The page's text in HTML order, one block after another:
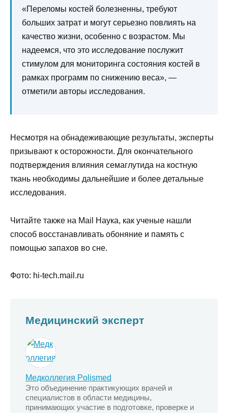
«Переломы костей болезненны, требуют
больших затрат и могут серьезно повлиять на
качество жизни, особенно с возрастом. Мы
надеемся, что это исследование послужит
стимулом для мониторинга состояния костей в
рамках программ по снижению веса», —
отметили авторы исследования.
Несмотря на обнадеживающие результаты, эксперты
призывают к осторожности. Для окончательного
подтверждения влияния семаглутида на костную
ткань необходимы дальнейшие и более детальные
исследования.
Читайте также на Mail Наука, как ученые нашли
способ восстанавливать обоняние и память с
помощью запахов во сне.
Фото: hi-tech.mail.ru
Медицинский эксперт
Медколлегия Polismed
Это объединение практикующих врачей и
специалистов в области медицины,
принимающих участие в подготовке, проверке и